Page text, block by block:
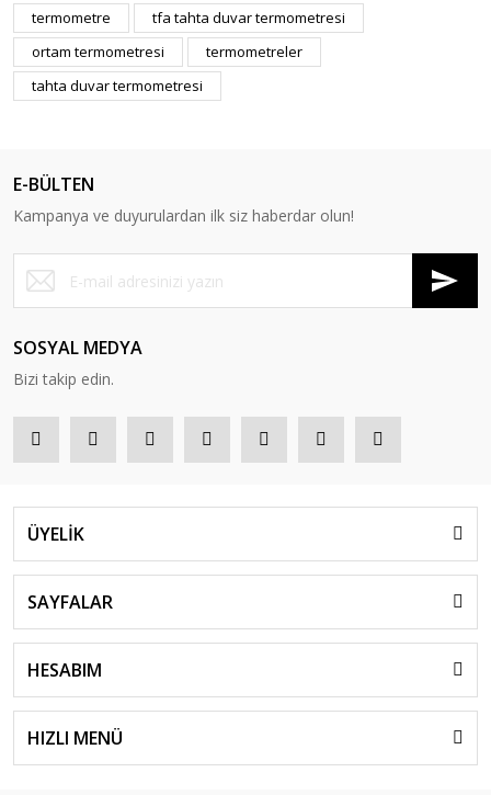
termometre
tfa tahta duvar termometresi
ortam termometresi
termometreler
tahta duvar termometresi
E-BÜLTEN
Kampanya ve duyurulardan ilk siz haberdar olun!
SOSYAL MEDYA
Bizi takip edin.
ÜYELİK
SAYFALAR
HESABIM
HIZLI MENÜ